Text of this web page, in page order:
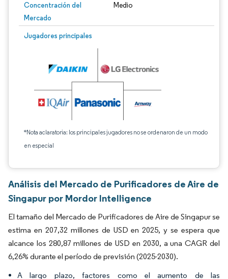
Concentración del
Mercado
Medio
Jugadores principales
*Nota aclaratoria: los principales jugadores no se ordenaron de un modo
en especial
Análisis del Mercado de Purificadores de Aire de
Singapur por Mordor Intelligence
El tamaño del Mercado de Purificadores de Aire de Singapur se
estima en 207,32 millones de USD en 2025, y se espera que
alcance los 280,87 millones de USD en 2030, a una CAGR del
6,26% durante el período de previsión (2025-2030).
A largo plazo, factores como el aumento de las